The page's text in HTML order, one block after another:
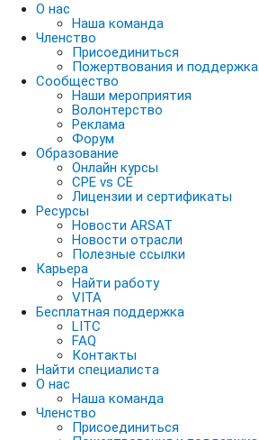
О нас
Наша команда
Членство
Присоединиться
Пожертвования и поддержка
Сообщество
Наши мероприятия
Волонтерство
Реклама
Форум
Образование
Онлайн курсы
CPE vs CE
Лицензии и сертификаты
Ресурсы
Новости ARSAT
Новости отрасли
Полезные ссылки
Карьера
Найти работу
VITA
Бесплатная поддержка
LITC
FAQ
Контакты
Найти специалиста
О нас
Наша команда
Членство
Присоединиться